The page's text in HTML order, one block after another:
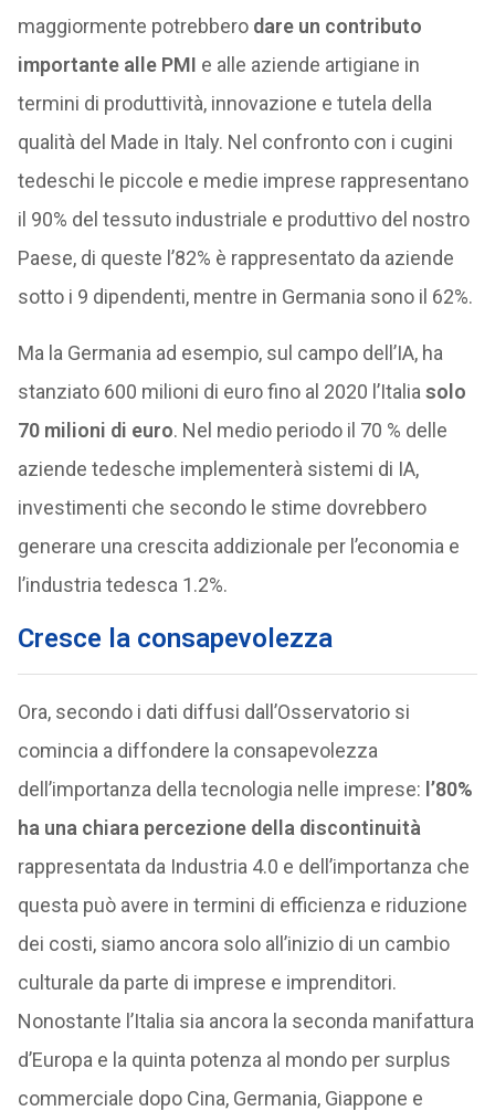
maggiormente potrebberodare un contributo
importante alle PMI e alle aziende artigiane in
termini di produttività, innovazione e tutela della
qualità del Made in Italy. Nel confronto con i cugini
tedeschi le piccole e medie imprese rappresentano
il 90% del tessuto industriale e produttivo del nostro
Paese, di queste l’82% è rappresentato da aziende
sotto i 9 dipendenti, mentre in Germania sono il 62%.
Ma la Germania ad esempio, sul campo dell’IA, ha
stanziato 600 milioni di euro fino al 2020 l’Italia solo
70 milioni di euro. Nel medio periodo il 70 % delle
aziende tedesche implementerà sistemi di IA,
investimenti che secondo le stime dovrebbero
generare una crescita addizionale per l’economia e
l’industria tedesca 1.2%.
Cresce la consapevolezza
Ora, secondo i dati diffusi dall’Osservatorio si
comincia a diffondere la consapevolezza
dell’importanza della tecnologia nelle imprese: l’80%
ha una chiara percezione della discontinuità
rappresentata da Industria 4.0 e dell’importanza che
questa può avere in termini di efficienza e riduzione
dei costi, siamo ancora solo all’inizio di un cambio
culturale da parte di imprese e imprenditori.
Nonostante l’Italia sia ancora la seconda manifattura
d’Europa e la quinta potenza al mondo per surplus
commerciale dopo Cina, Germania, Giappone e